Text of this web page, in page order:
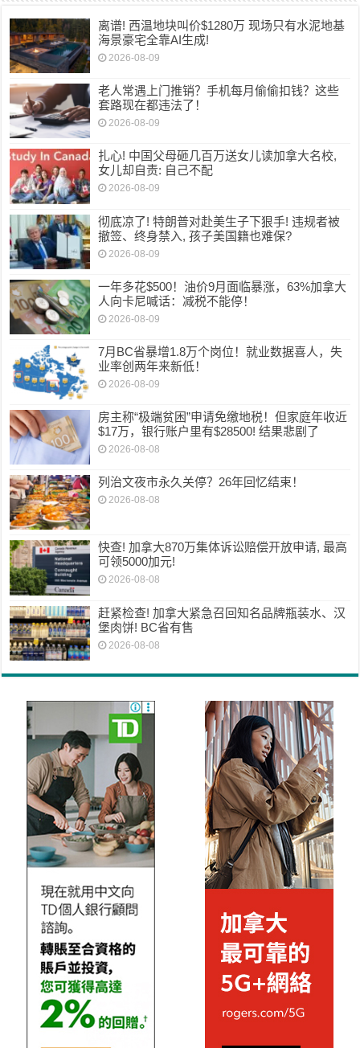
离谱! 西温地块叫价$1280万 现场只有水泥地基
海景豪宅全靠AI生成!
2026-08-09
老人常遇上门推销？手机每月偷偷扣钱？这些
套路现在都违法了！
2026-08-09
扎心! 中国父母砸几百万送女儿读加拿大名校,
女儿却自责: 自己不配
2026-08-09
彻底凉了! 特朗普对赴美生子下狠手! 违规者被
撤签、终身禁入, 孩子美国籍也难保?
2026-08-09
一年多花$500！油价9月面临暴涨，63%加拿大
人向卡尼喊话：减税不能停！
2026-08-09
7月BC省暴增1.8万个岗位！就业数据喜人，失
业率创两年来新低！
2026-08-09
房主称“极端贫困”申请免缴地税！但家庭年收近
$17万，银行账户里有$28500! 结果悲剧了
2026-08-08
列治文夜市永久关停？26年回忆结束！
2026-08-08
快查! 加拿大870万集体诉讼赔偿开放申请, 最高
可领5000加元!
2026-08-08
赶紧检查! 加拿大紧急召回知名品牌瓶装水、汉
堡肉饼! BC省有售
2026-08-08